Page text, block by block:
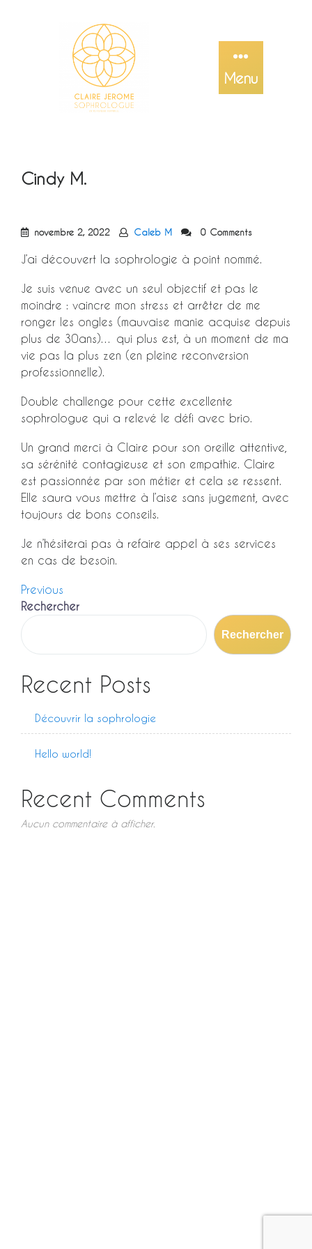
Menu
Cindy M.
novembre 2, 2022 Caleb M 0 Comments
J’ai découvert la sophrologie à point nommé.
Je suis venue avec un seul objectif et pas le
moindre : vaincre mon stress et arrêter de me
ronger les ongles (mauvaise manie acquise depuis
plus de 30ans)… qui plus est, à un moment de ma
vie pas la plus zen (en pleine reconversion
professionnelle).
Double challenge pour cette excellente
sophrologue qui a relevé le défi avec brio.
Un grand merci à Claire pour son oreille attentive,
sa sérénité contagieuse et son empathie. Claire
est passionnée par son métier et cela se ressent.
Elle saura vous mettre à l’aise sans jugement, avec
toujours de bons conseils.
Je n’hésiterai pas à refaire appel à ses services
en cas de besoin.
Navigation
de
l’article
Previous
Post
Previous
Rechercher
Rechercher
Recent Posts
Découvrir la sophrologie
Hello world!
Recent Comments
Aucun commentaire à afficher.